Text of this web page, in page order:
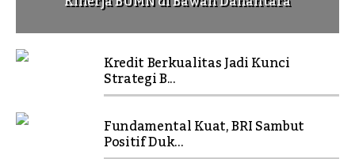
Kredit Berkualitas Jadi Kunci
Strategi B...
Fundamental Kuat, BRI Sambut
Positif Duk...